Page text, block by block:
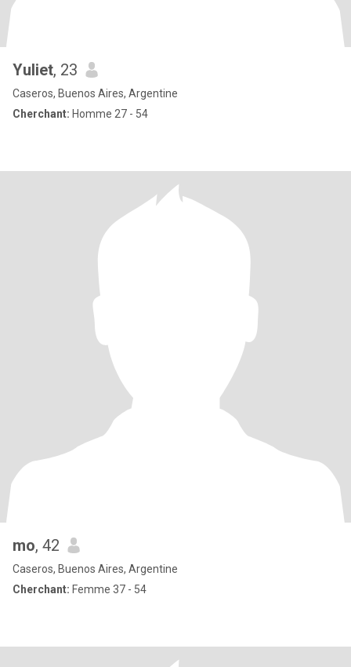
Yuliet, 23
Caseros, Buenos Aires, Argentine
Cherchant: Homme 27 - 54
mo, 42
Caseros, Buenos Aires, Argentine
Cherchant: Femme 37 - 54